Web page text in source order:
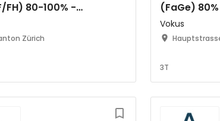
FH) 80-100% -
Zürich
(FaGe)
Vokus
3T